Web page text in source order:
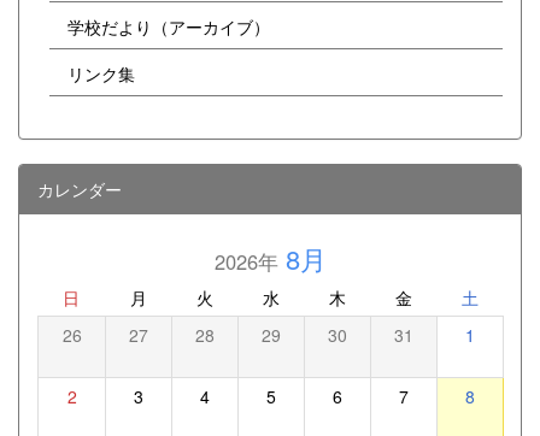
学校だより（アーカイブ）
リンク集
カレンダー
2026年8月
日 月 火 水 木 金 土
26 27 28 29 30 31 1
2 3 4 5 6 7 8